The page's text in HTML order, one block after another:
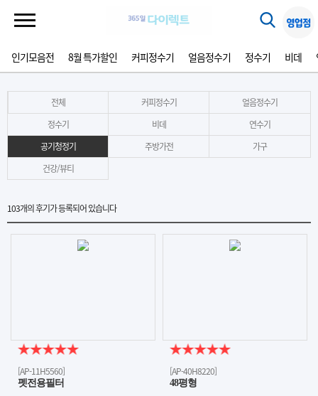
인기모음전 8월 특가할인 커피정수기 얼음정수기 정수기 비데
전체 커피정수기
얼음정수기
정수기
비데
연수기
공기청정기
주방가전
가구
건강/뷰티
103개의 후기가 등록되어 있습니다
[AP-11H5560]
펫전용필터
[AP-40H8220]
48평형